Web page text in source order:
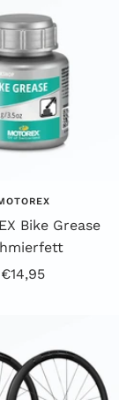
Bike Grease
Angebotspreis
€14,95